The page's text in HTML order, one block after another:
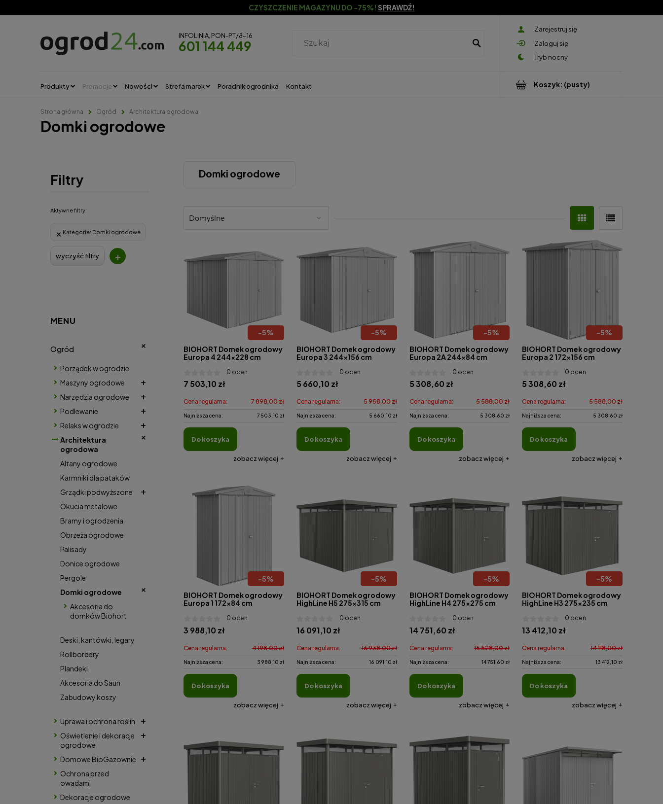
CZYSZCZENIE MAGAZYNU DO -75%! SPRAWDŹ!
Zarejestruj się
Zaloguj się
INFOLINIA, PON-PT/8-16
601 144 449
Koszyk: (pusty)
Produkty Promocje Nowości Strefa marek Poradnik ogrodnika Kontakt
Strona główna Ogród Architektura ogrodowa
Domki ogrodowe
Filtry
Aktywne filtry:
Kategorie: Domki ogrodowe
wyczyść filtry +
MENU
Ogród
Porządek w ogrodzie
Maszyny ogrodowe
Narzędzia ogrodowe
Podlewanie
Relaks w ogrodzie
Architektura
ogrodowa
Altany ogrodowe
Karmniki dla pataków
Grządki podwyższone
Okucia metalowe
Bramy i ogrodzenia
Obrzeża ogrodowe
Palisady
Donice ogrodowe
Pergole
Domki ogrodowe
Akcesoria do
domków Biohort
Deski, kantówki, legary
Rollbordery
Plandeki
Akcesoria do Saun
Zabudowy koszy
Uprawa i ochrona roślin
Oświetlenie i dekoracje
ogrodowe
Domowe BioGazownie
Ochrona przed
owadami
Dekoracje ogrodowe
Domki ogrodowe
-5%
BIOHORT Domek ogrodowy
Europa 4 244x228 cm
0 ocen
7 503,10 zł
Cena regularna: 7 898,00 zł
Najniższa cena: 7 503,10 zł
do koszyka
zobacz więcej
-5%
BIOHORT Domek ogrodowy
Europa 3 244x156 cm
0 ocen
5 660,10 zł
Cena regularna: 5 958,00 zł
Najniższa cena: 5 660,10 zł
do koszyka
zobacz więcej
-5%
BIOHORT Domek ogrodowy
Europa 2A 244x84 cm
0 ocen
5 308,60 zł
Cena regularna: 5 588,00 zł
Najniższa cena: 5 308,60 zł
do koszyka
zobacz więcej
-5%
BIOHORT Domek ogrodowy
Europa 2 172x156 cm
0 ocen
5 308,60 zł
Cena regularna: 5 588,00 zł
Najniższa cena: 5 308,60 zł
do koszyka
zobacz więcej
-5%
BIOHORT Domek ogrodowy
Europa 1 172x84 cm
0 ocen
3 988,10 zł
Cena regularna: 4 198,00 zł
Najniższa cena: 3 988,10 zł
do koszyka
zobacz więcej
-5%
BIOHORT Domek ogrodowy
HighLine H5 275x315 cm
0 ocen
16 091,10 zł
Cena regularna: 16 938,00 zł
Najniższa cena: 16 091,10 zł
do koszyka
zobacz więcej
-5%
BIOHORT Domek ogrodowy
HighLine H4 275x275 cm
0 ocen
14 751,60 zł
Cena regularna: 15 528,00 zł
Najniższa cena: 14 751,60 zł
do koszyka
zobacz więcej
-5%
BIOHORT Domek ogrodowy
HighLine H3 275x235 cm
0 ocen
13 412,10 zł
Cena regularna: 14 118,00 zł
Najniższa cena: 13 412,10 zł
do koszyka
zobacz więcej